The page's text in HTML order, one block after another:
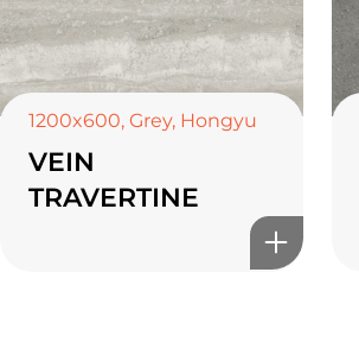
1200x600, Grey, Hongyu
VEIN
TRAVERTINE